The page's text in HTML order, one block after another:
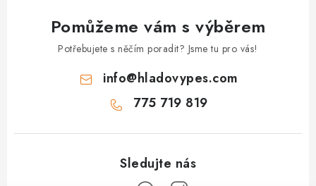
Pomůžeme vám s výběrem
Potřebujete s něčím poradit? Jsme tu pro vás!
info@hladovypes.com
775 719 819